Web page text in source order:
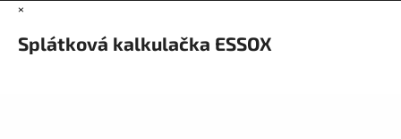
×
Splátková kalkulačka ESSOX